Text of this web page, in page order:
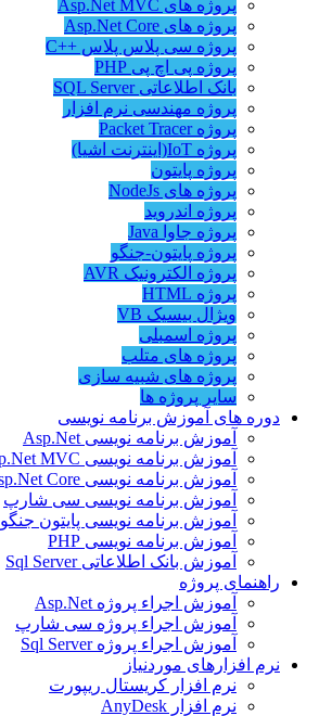
پروژه های Asp.Net MVC
پروژه های Asp.Net Core
پروژه سی پلاس پلاس ++C
پروژه پی اچ پی PHP
بانک اطلاعاتی SQL Server
پروژه مهندسی نرم افزار
پروژه Packet Tracer
پروژه IoT(اینترنت اشیا)
پروژه پایتون
پروژه های NodeJs
پروژه اندروید
پروژه جاوا Java
پروژه پایتون-جنگو
پروژه الکترونیک AVR
پروژه HTML
ویژال بیسیک VB
پروژه اسمبلی
پروژه های متلب
پروژه های شبیه سازی
سایر پروژه ها
دوره های آموزش برنامه نویسی
آموزش برنامه نویسی Asp.Net
آموزش برنامه نویسی Asp.Net MVC
آموزش برنامه نویسی Asp.Net Core
آموزش برنامه نویسی سی شارپ
آموزش برنامه نویسی پایتون جنگو
آموزش برنامه نویسی PHP
آموزش بانک اطلاعاتی Sql Server
راهنمای پروژه
آموزش اجراء پروژه Asp.Net
آموزش اجراء پروژه سی شارپ
آموزش اجراء پروژه Sql Server
نرم افزارهای موردنیاز
نرم افزار کریستال ریپورت
نرم افزار AnyDesk